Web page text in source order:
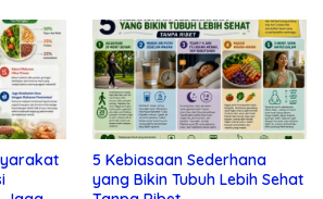
5 Kebiasaan Sederhana
yang Bikin Tubuh Lebih Sehat